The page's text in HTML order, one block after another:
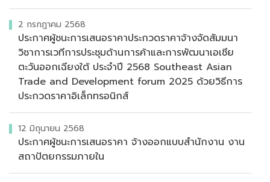
2 กรกฎาคม 2568
ประกาศผู้ชนะการเสนอราคาประกวดราคาจ้างจัดสัมมนา
วิชาการเวทีการประชุมด้านการค้าและการพัฒนาเอเชีย
ตะวันออกเฉียงใต้ ประจำปี 2568 Southeast Asian
Trade and Development forum 2025 ด้วยวิธีการ
ประกวดราคาอิเล็กทรอนิกส์
12 มิถุนายน 2568
ประกาศผู้ชนะการเสนอราคา จ้างออกแบบสำนักงาน งาน
สถาปัตยกรรมภายใน